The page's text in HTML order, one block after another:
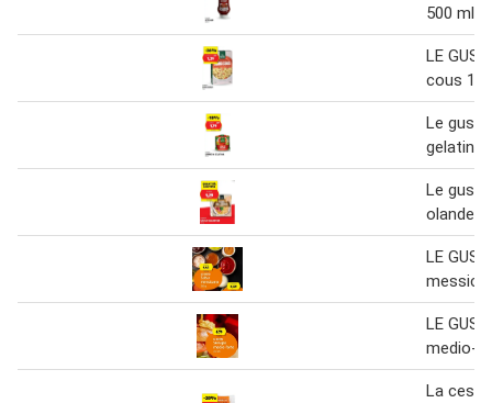
500 ml
LE
cous 1
Le
gelatina
Le
LE
LE
medio-
La